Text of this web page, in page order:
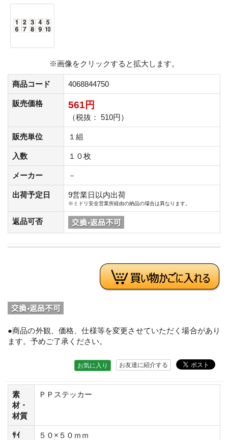
※画像をクリックすると拡大します。
商品コード 4068844750
販売価格 561円
（税抜： 510円）
販売単位 １組
入数 １０枚
メーカー －
出荷予定日 9営業日以内出荷
※ミドリ安全営業所経由の納品の場合は異なります。
返品可否
●商品の外観、価格、仕様等を変更させていただく場合があり
ます。予めご了承ください。
お友達に紹介する
お気に入り
素
材・
材質
ＰＰステッカー
ｻｲ
５０×５０ｍｍ